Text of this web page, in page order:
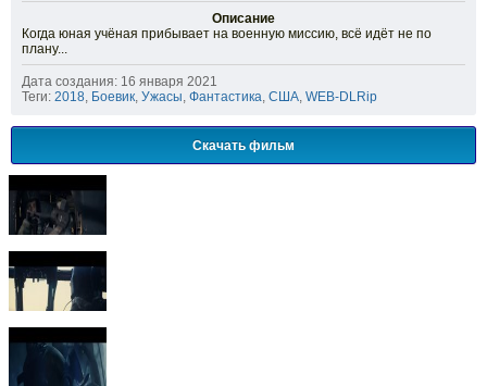
Описание
Когда юная учёная прибывает на военную миссию, всё идёт не по
плану...
Дата создания: 16 января 2021
Теги: 2018, Боевик, Ужасы, Фантастика, США, WEB-DLRip
Скачать фильм